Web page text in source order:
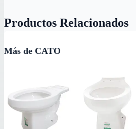
Productos Relacionados
Más de CATO